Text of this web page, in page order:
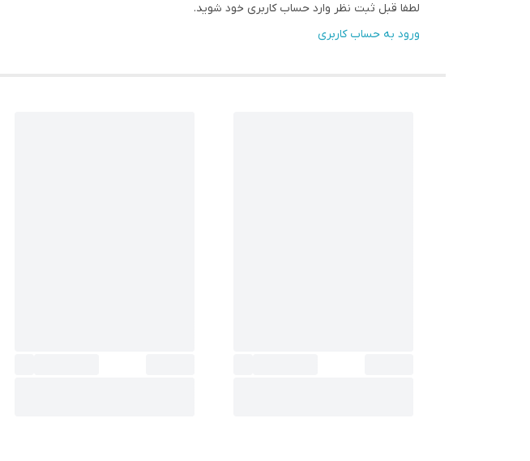
لطفا قبل ثبت نظر وارد حساب کاربری خود شوید.
ورود به حساب کاربری